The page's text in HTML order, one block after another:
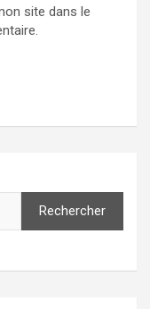
site dans le
Rechercher